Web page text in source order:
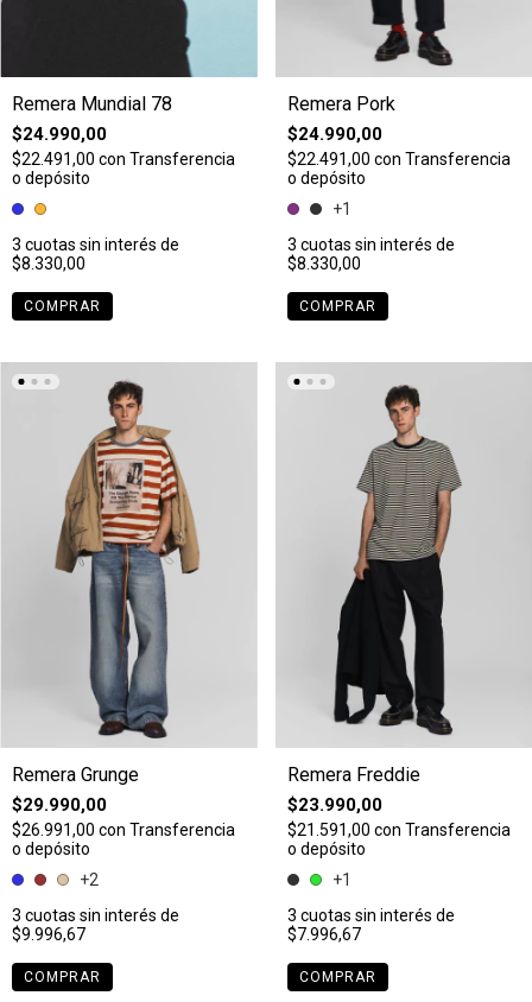
Remera Mundial 78
$24.990,00
$22.491,00 con Transferencia
o depósito
3 cuotas sin interés de
$8.330,00
COMPRAR
Remera Pork
$24.990,00
$22.491,00 con Transferencia
o depósito
+1
3 cuotas sin interés de
$8.330,00
COMPRAR
Remera Grunge
$29.990,00
$26.991,00 con Transferencia
o depósito
+2
3 cuotas sin interés de
$9.996,67
COMPRAR
Remera Freddie
$23.990,00
$21.591,00 con Transferencia
o depósito
+1
3 cuotas sin interés de
$7.996,67
COMPRAR